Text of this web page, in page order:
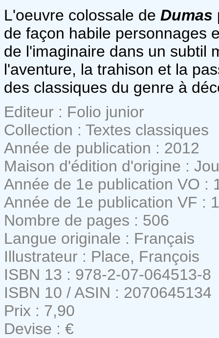
L'oeuvre colossale de Dumas
de façon habile personnages
de l'imaginaire dans un subtil
l'aventure, la trahison et la
des classiques du genre à
Editeur : Folio junior
Collection : Textes classiques
Année de publication : 2012
Maison d'édition d'origine :
Année de 1e publication VO :
Année de 1e publication VF :
Nombre de pages : 506
Langue originale : Français
Illustrateur : Place, François
ISBN 13 : 978-2-07-064513-8
ISBN 10 / ASIN : 2070645134
Prix : 7,90
Devise : €